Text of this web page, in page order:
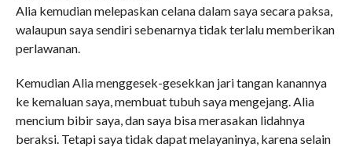
Alia kemudian melepaskan celana dalam saya secara paksa,
walaupun saya sendiri sebenarnya tidak terlalu memberikan
perlawanan.
Kemudian Alia menggesek-gesekkan jari tangan kanannya
ke kemaluan saya, membuat tubuh saya mengejang. Alia
mencium bibir saya, dan saya bisa merasakan lidahnya
beraksi. Tetapi saya tidak dapat melayaninya, karena selain